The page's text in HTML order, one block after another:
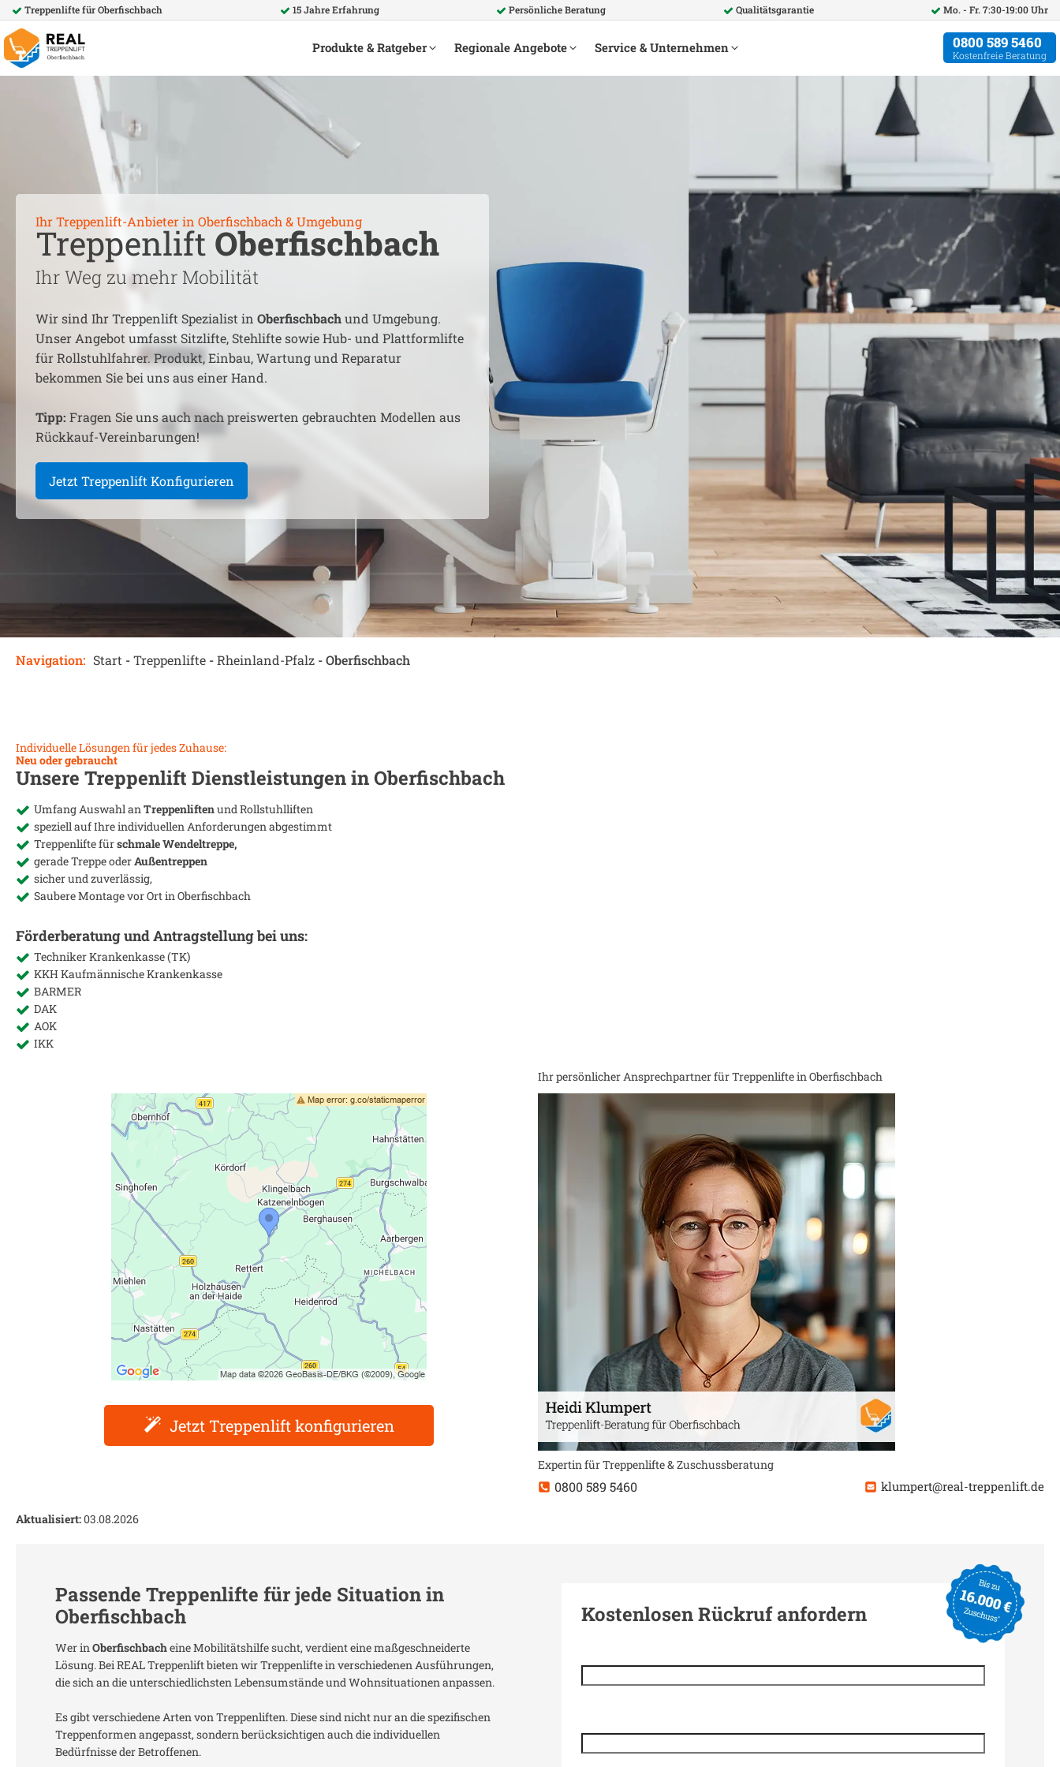
Treppenlifte fürOberfischbach 15 Jahre Erfahrung Persönliche Beratung Qualitätsgarantie Mo. - Fr. 7:30-19:00 Uhr
Produkte & Ratgeber Regionale Angebote Service & Unternehmen 0800 589 5460
Kostenfreie Beratung
Ihr Treppenlift-Anbieter in Oberfischbach & Umgebung
Treppenlift Oberfischbach
Ihr Weg zu mehr Mobilität
Wir sind Ihr Treppenlift Spezialist in Oberfischbachund Umgebung.
Unser Angebot umfasst Sitzlifte, Stehlifte sowie Hub- und Plattformlifte
für Rollstuhlfahrer. Produkt, Einbau, Wartung und Reparatur
bekommen Sie bei uns aus einer Hand.
Tipp: Fragen Sie uns auch nach preiswerten gebrauchten Modellen aus
Rückkauf-Vereinbarungen!
Jetzt Treppenlift Konfigurieren
Navigation: Start -Treppenlifte -Rheinland-Pfalz -Oberfischbach
Individuelle Lösungen für jedes Zuhause:
Neu oder gebraucht
Unsere Treppenlift Dienstleistungen inOberfischbach
Umfang Auswahl an Treppenliftenund Rollstuhlliften
speziell auf Ihre individuellen Anforderungen abgestimmt
Treppenlifte fürschmale Wendeltreppe,
gerade Treppe oderAußentreppen
sicher und zuverlässig,
Saubere Montage vor Ort in Oberfischbach
Förderberatung und Antragstellung bei uns:
Techniker Krankenkasse (TK)
KKH Kaufmännische Krankenkasse
BARMER
DAK
AOK
IKK
Jetzt Treppenlift konfigurieren
Ihr persönlicher Ansprechpartner für Treppenlifte in Oberfischbach
Expertin für Treppenlifte & Zuschussberatung
0800 589 5460 klumpert@real-treppenlift.de
Aktualisiert:03.08.2026
Passende Treppenlifte für jede Situation in
Oberfischbach
Wer in Oberfischbacheine Mobilitätshilfe sucht, verdient eine maßgeschneiderte
Lösung. Bei REAL Treppenlift bieten wir Treppenlifte in verschiedenen Ausführungen,
die sich an die unterschiedlichsten Lebensumstände und Wohnsituationen anpassen.
Es gibt verschiedene Arten von Treppenliften. Diese sind nicht nur an die spezifischen
Treppenformen angepasst, sondern berücksichtigen auch die individuellen
Bedürfnisse der Betroffenen.
Kostenlosen Rückruf anfordern